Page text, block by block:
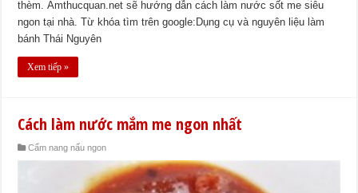
thèm. Amthucquan.net sẽ hướng dẫn cách làm nước sốt me siêu
ngon tại nhà. Từ khóa tìm trên google:Dụng cụ và nguyên liệu làm
bánh Thái Nguyên
Xem tiếp »
Cách làm nước mắm me ngon nhất
Cẩm nang nấu ngon